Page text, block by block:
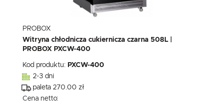
PROBOX
Witryna chłodnicza cukiernicza czarna 508L |
PROBOX PXCW-400
Kod produktu: PXCW-400
2-3 dni
paleta 270.00 zł
Cena netto: